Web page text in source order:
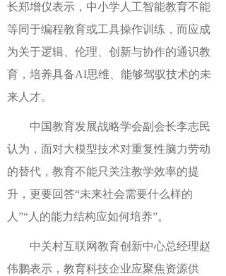
长郑增仪表示，中小学人工智能教育不能
等同于编程教育或工具操作训练，而应成
为关于逻辑、伦理、创新与协作的通识教
育，培养具备AI思维、能够驾驭技术的未
来人才。
中国教育发展战略学会副会长李志民
认为，面对大模型技术对重复性脑力劳动
的替代，教育不能只关注教学效率的提
升，更要回答“未来社会需要什么样的
人”“人的能力结构应如何培养”。
中关村互联网教育创新中心总经理赵
伟鹏表示，教育科技企业应聚焦资源供